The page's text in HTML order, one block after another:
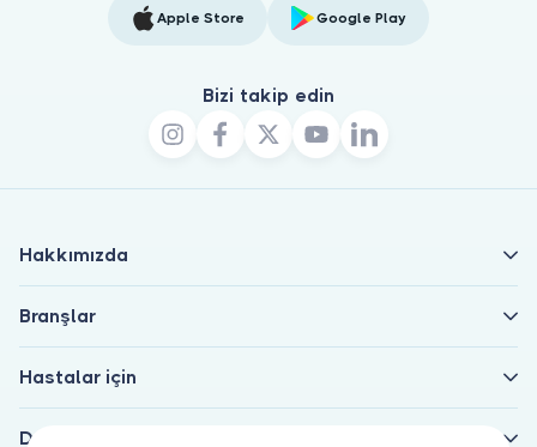
Apple Store Google Play
Bizi takip edin
Hakkımızda
Branşlar
Hastalar için
Doktorlar için